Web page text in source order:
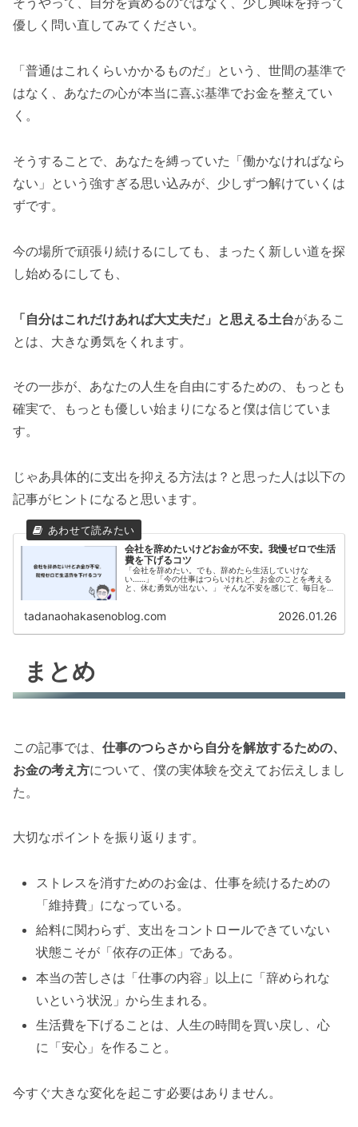
優しく問い直してみてください。
「普通はこれくらいかかるものだ」という、世間の基準で
はなく、あなたの心が本当に喜ぶ基準でお金を整えてい
く。
そうすることで、あなたを縛っていた「働かなければなら
ない」という強すぎる思い込みが、少しずつ解けていくは
ずです。
今の場所で頑張り続けるにしても、まったく新しい道を探
し始めるにしても、
「自分はこれだけあれば大丈夫だ」と思える土台があるこ
とは、大きな勇気をくれます。
その一歩が、あなたの人生を自由にするための、もっとも
確実で、もっとも優しい始まりになると僕は信じていま
す。
じゃあ具体的に支出を抑える方法は？と思った人は以下の
記事がヒントになると思います。
会社を辞めたいけどお金が不安。我慢ゼロで生活
費を下げるコツ
「会社を辞めたい。でも、辞めたら生活していけな
い……」 「今の仕事はつらいけれど、お金のことを考える
と、休む勇気が出ない。」 そんな不安を感じて、毎日を過
tadanaohakasenoblog.com 2026.01.26
まとめ
この記事では、 仕事のつらさから自分を解放するための、
お金の考え方について、僕の実体験を交えてお伝えしまし
た。
大切なポイントを振り返ります。
ストレスを消すためのお金は、仕事を続けるための
「維持費」になっている。
給料に関わらず、支出をコントロールできていない
状態こそが「依存の正体」である。
本当の苦しさは「仕事の内容」以上に「辞められな
いという状況」から生まれる。
生活費を下げることは、人生の時間を買い戻し、心
に「安心」を作ること。
今すぐ大きな変化を起こす必要はありません。